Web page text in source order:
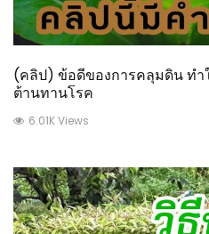
(คลิป) ข้อดีของการคลุมดิน ทำ
ต้านทานโรค
6.01K Views